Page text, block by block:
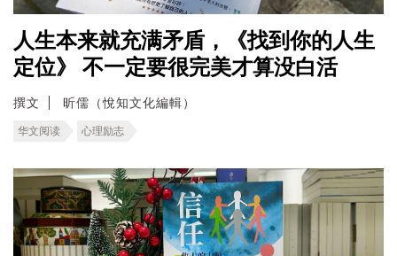
人生本来就充满矛盾，《找到你的人生
定位》 不一定要很完美才算没白活
撰文 昕儒（悅知文化編輯）
华文阅读 心理励志